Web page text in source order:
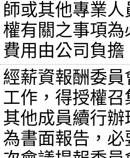
師或其他專業
權有關之事項
費用由公司負擔
經薪資報酬委
工作，得授權
其他成員續行
為書面報告，